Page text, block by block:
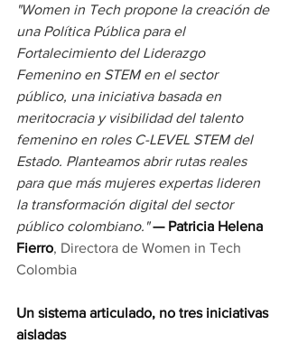
"Women in Tech propone la creación de
una Política Pública para el
Fortalecimiento del Liderazgo
Femenino en STEM en el sector
público, una iniciativa basada en
meritocracia y visibilidad del talento
femenino en roles C-LEVEL STEM del
Estado. Planteamos abrir rutas reales
para que más mujeres expertas lideren
la transformación digital del sector
público colombiano." — Patricia Helena
Fierro, Directora de Women in Tech
Colombia
Un sistema articulado, no tres iniciativas
aisladas